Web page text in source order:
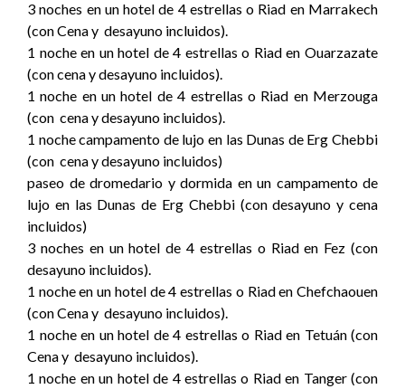
3 noches en un hotel de 4 estrellas o Riad en Marrakech
(con Cena y desayuno incluidos).
1 noche en un hotel de 4 estrellas o Riad en Ouarzazate
(con cena y desayuno incluidos).
1 noche en un hotel de 4 estrellas o Riad en Merzouga
(con cena y desayuno incluidos).
1 noche campamento de lujo en las Dunas de Erg Chebbi
(con cena y desayuno incluidos)
paseo de dromedario y dormida en un campamento de
lujo en las Dunas de Erg Chebbi (con desayuno y cena
incluidos)
3 noches en un hotel de 4 estrellas o Riad en Fez (con
desayuno incluidos).
1 noche en un hotel de 4 estrellas o Riad en Chefchaouen
(con Cena y desayuno incluidos).
1 noche en un hotel de 4 estrellas o Riad en Tetuán (con
Cena y desayuno incluidos).
1 noche en un hotel de 4 estrellas o Riad en Tanger (con